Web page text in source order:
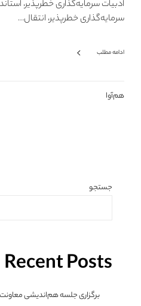
ادبیات سرمایه‌گذاری خطرپذیر،
سرمایه‌گذاری خطرپذیر، انتقال…
ادامه مطلب
هم‌آوا
جستجو
Recent Posts
برگزاری جلسه هم‌اندیشی